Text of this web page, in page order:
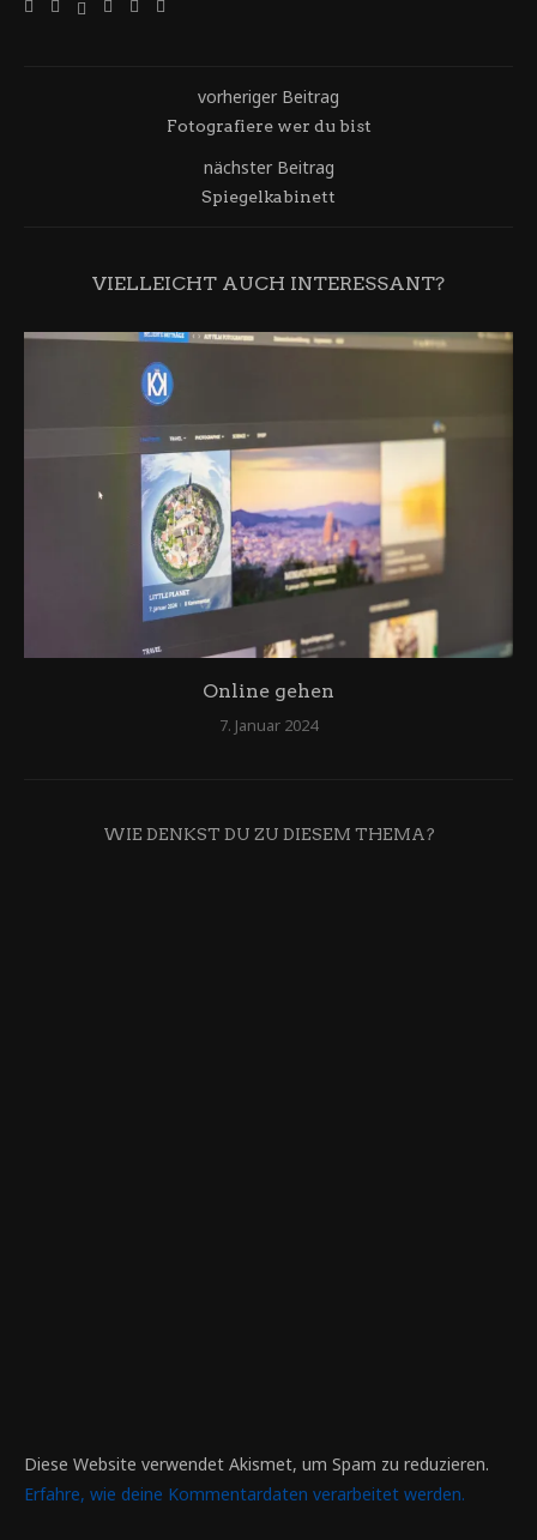
vorheriger Beitrag
Fotografiere wer du bist
nächster Beitrag
Spiegelkabinett
VIELLEICHT AUCH INTERESSANT?
Online gehen
7. Januar 2024
WIE DENKST DU ZU DIESEM THEMA?
Diese Website verwendet Akismet, um Spam zu reduzieren.
Erfahre, wie deine Kommentardaten verarbeitet werden.